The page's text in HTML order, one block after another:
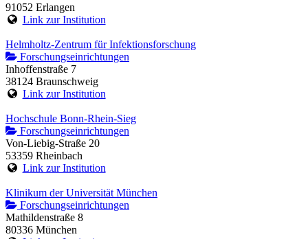
91052 Erlangen
Link zur Institution
Helmholtz-Zentrum für Infektionsforschung
Forschungseinrichtungen
Inhoffenstraße 7
38124 Braunschweig
Link zur Institution
Hochschule Bonn-Rhein-Sieg
Forschungseinrichtungen
Von-Liebig-Straße 20
53359 Rheinbach
Link zur Institution
Klinikum der Universität München
Forschungseinrichtungen
Mathildenstraße 8
80336 München